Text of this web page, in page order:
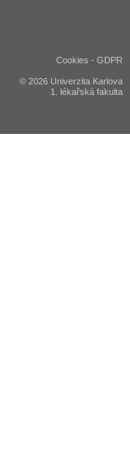
Cookies -GDPR
© 2026 Univerzita Karlova
1. lékařská fakulta